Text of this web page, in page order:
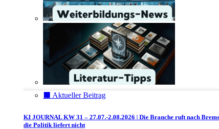
⬛️ Aktueller Beitrag
KI JOURNAL KW 31 – 27.07.-2.08.2026 | Die Branche ruft nach
die Politik liefert nicht